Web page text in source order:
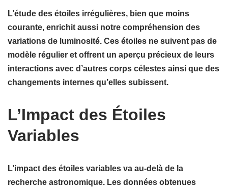
L’étude des étoiles irrégulières, bien que moins
courante, enrichit aussi notre compréhension des
variations de luminosité. Ces étoiles ne suivent pas de
modèle régulier et offrent un aperçu précieux de leurs
interactions avec d’autres corps célestes ainsi que des
changements internes qu’elles subissent.
L’Impact des Étoiles
Variables
L’impact des étoiles variables va au-delà de la
recherche astronomique. Les données obtenues